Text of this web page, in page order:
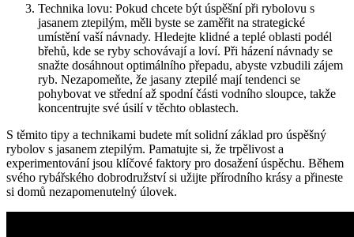
Technika lovu: Pokud⁣ chcete být úspěšní při rybolovu s
jasanem ztepilým, měli byste se zaměřit na strategické
umístění vaší návnady. ⁤Hledejte klidné a teplé oblasti podél‍
břehů,‌ kde se ryby schovávají a loví. Při házení návnady‍ se
snažte dosáhnout optimálního přepadu, abyste vzbudili zájem
ryb. Nezapomeňte, že jasany ztepilé mají tendenci se
pohybovat ve střední až spodní části vodního sloupce, takže
koncentrujte⁤ své úsilí ⁣v těchto oblastech.
S těmito tipy a technikami budete mít solidní⁢ základ pro úspěšný
rybolov‍ s jasanem ztepilým. Pamatujte si, že trpělivost a
experimentování⁣ jsou klíčové faktory pro⁤ dosažení úspěchu. Během
svého rybářského dobrodružství​ si užijte přírodního krásy ⁢a přineste
si domů nezapomenutelný úlovek.